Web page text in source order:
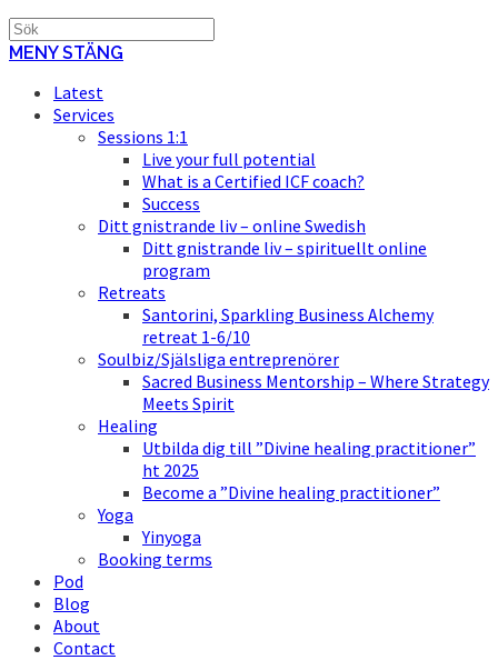
MENY STÄNG
Latest
Services
Sessions 1:1
Live your full potential
What is a Certified ICF coach?
Success
Ditt gnistrande liv – online Swedish
Ditt gnistrande liv – spirituellt online
program
Retreats
Santorini, Sparkling Business Alchemy
retreat 1-6/10
Soulbiz/Själsliga entreprenörer
Sacred Business Mentorship – Where Strategy
Meets Spirit
Healing
Utbilda dig till ”Divine healing practitioner”
ht 2025
Become a ”Divine healing practitioner”
Yoga
Yinyoga
Booking terms
Pod
Blog
About
Contact